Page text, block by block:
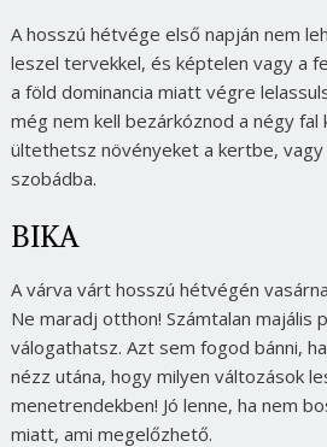
A hosszú hétvége első napján nem
leszel tervekkel, és képtelen vagy a
a föld dominancia miatt végre
még nem kell bezárkóznod a négy
ültethetsz növényeket a kertbe,
szobádba.
BIKA
A várva várt hosszú hétvégén
Ne maradj otthon! Számtalan majális
válogathatsz. Azt sem fogod bánni,
nézz utána, hogy milyen változások
menetrendekben! Jó lenne, ha nem
miatt, ami megelőzhető.